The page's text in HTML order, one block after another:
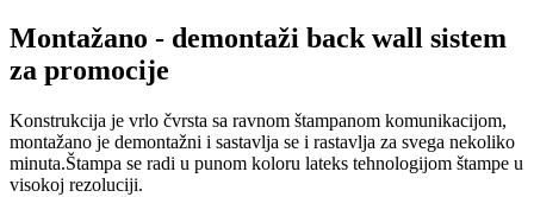
Montažano - demontaži back wall sistem
za promocije
Konstrukcija je vrlo čvrsta sa ravnom štampanom komunikacijom,
montažano je demontažni i sastavlja se i rastavlja za svega nekoliko
minuta.Štampa se radi u punom koloru lateks tehnologijom štampe u
visokoj rezoluciji.